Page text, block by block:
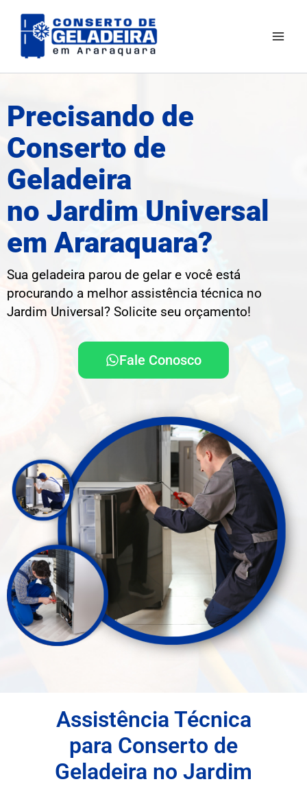
para
Precisando de
Conserto de
Geladeira
no Jardim Universal
em Araraquara?
Sua geladeira parou de gelar e você está
procurando a melhor assistência técnica no
Jardim Universal? Solicite seu orçamento!
Fale Conosco
Assistência Técnica
para Conserto de
Geladeira no Jardim